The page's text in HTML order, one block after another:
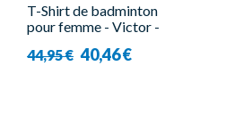
T-Shirt de badminton
pour femme - Victor -
44,95 € 40,46 €